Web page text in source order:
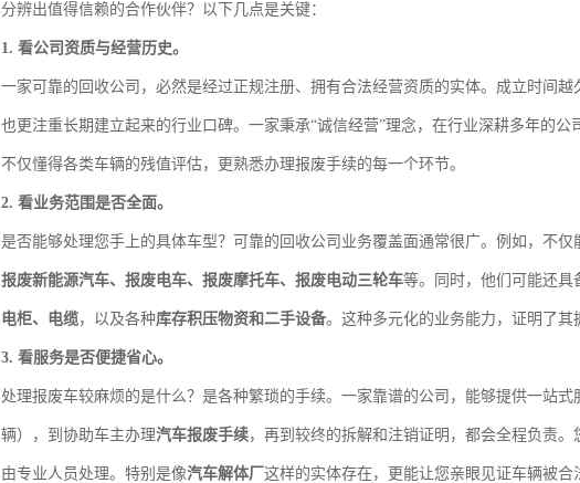
分辨出值得信赖的合作伙伴？以下几点是关键：
1. 看公司资质与经营历史。
一家可靠的回收公司，必然是经过正规注册、拥有合法经营资质的实体。成立时间
也更注重长期建立起来的行业口碑。一家秉承“诚信经营”理念，在行业深耕多年的
不仅懂得各类车辆的残值评估，更熟悉办理报废手续的每一个环节。
2. 看业务范围是否全面。
是否能够处理您手上的具体车型？可靠的回收公司业务覆盖面通常很广。例如，不
报废新能源汽车、报废电车、报废摩托车、报废电动三轮车等。同时，他们可能还具
电柜、电缆，以及各种库存积压物资和二手设备。这种多元化的业务能力，证明了
3. 看服务是否便捷省心。
处理报废车较麻烦的是什么？是各种繁琐的手续。一家靠谱的公司，能够提供一站
辆），到协助车主办理汽车报废手续，再到较终的拆解和注销证明，都会全程负责
由专业人员处理。特别是像汽车解体厂 这样的实体存在，更能让您亲眼见证车辆被